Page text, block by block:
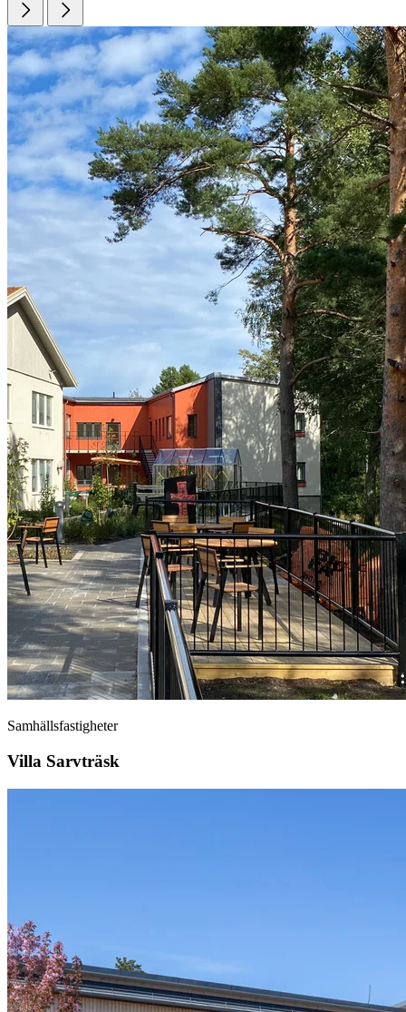
Samhällsfastigheter
Villa Sarvträsk